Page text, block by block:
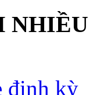
NHIỀU
định kỳ